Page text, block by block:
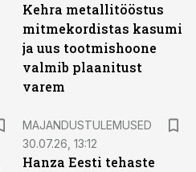
Kehra metallitööstus
mitmekordistas kasumi
ja uus tootmishoone
valmib plaanitust
varem
MAJANDUSTULEMUSED
30.07.26, 13:12
Hanza Eesti tehaste